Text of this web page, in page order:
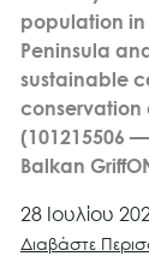
population in
Peninsula
sustainable
conservation
(101215506 —
Balkan
28 Ιουλίου
Διαβάστε